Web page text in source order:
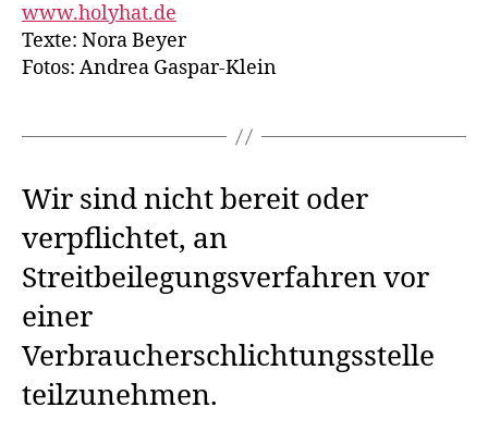
www.holyhat.de
Texte: Nora Beyer
Fotos: Andrea Gaspar-Klein
Wir sind nicht bereit oder
verpflichtet, an
Streitbeilegungsverfahren vor
einer
Verbraucherschlichtungsstelle
teilzunehmen.